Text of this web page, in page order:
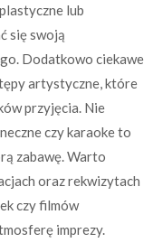
lub
się swoją
Dodatkowo ciekawe
artystyczne, które
przyjęcia. Nie
czy karaoke to
zabawę. Warto
oraz rekwizytach
czy filmów
imprezy.